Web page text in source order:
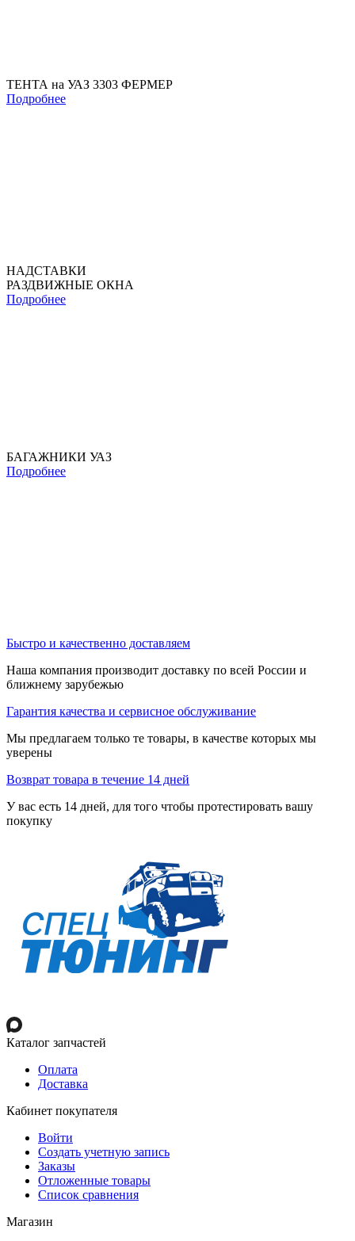
ТЕНТА на УАЗ 3303 ФЕРМЕР
Подробнее
НАДСТАВКИ
РАЗДВИЖНЫЕ ОКНА
Подробнее
БАГАЖНИКИ УАЗ
Подробнее
Быстро и качественно доставляем
Наша компания производит доставку по всей России и
ближнему зарубежью
Гарантия качества и сервисное обслуживание
Мы предлагаем только те товары, в качестве которых мы
уверены
Возврат товара в течение 14 дней
У вас есть 14 дней, для того чтобы протестировать вашу
покупку
Каталог запчастей
Оплата
Доставка
Кабинет покупателя
Войти
Создать учетную запись
Заказы
Отложенные товары
Список сравнения
Магазин